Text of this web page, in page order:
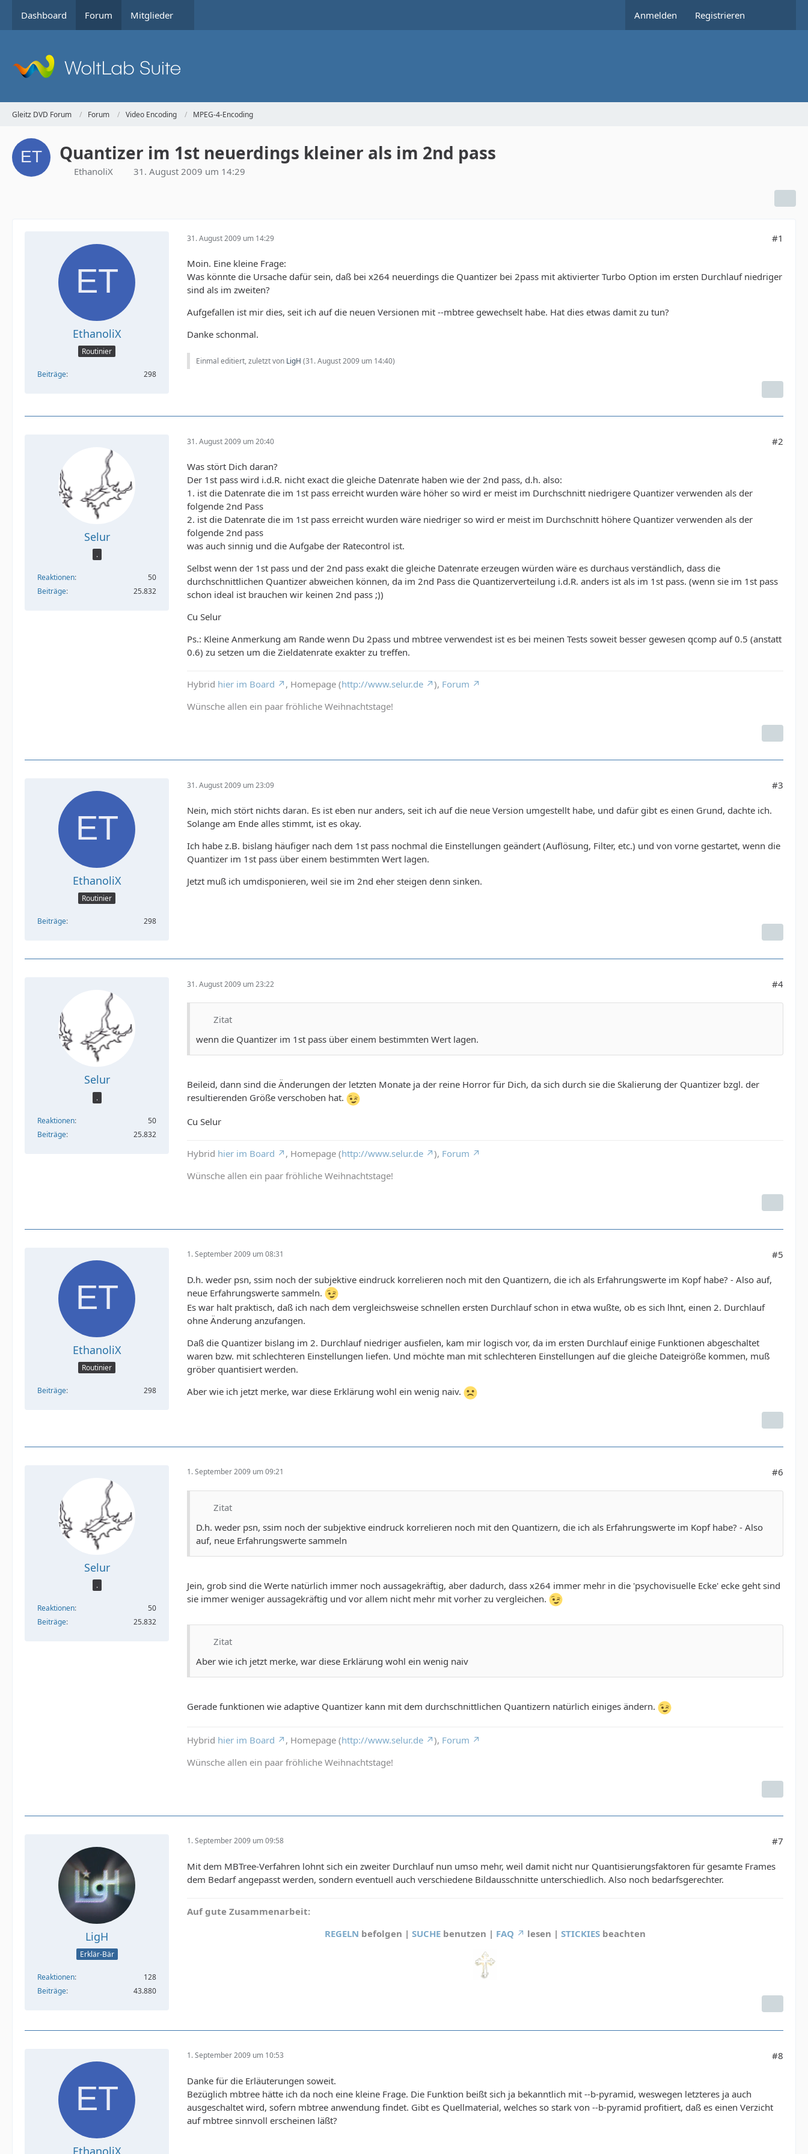
Dashboard Forum Mitglieder Anmelden Registrieren
Gleitz DVD Forum Forum Video Encoding MPEG-4-Encoding
Quantizer im 1st neuerdings kleiner als im 2nd pass
EthanoliX 31. August 2009 um 14:29
EthanoliX
Routinier
Beiträge 298
31. August 2009 um 14:29 #1
Moin. Eine kleine Frage:
Was könnte die Ursache dafür sein, daß bei x264 neuerdings die Quantizer bei 2pass mit aktivierter Turbo Option im ersten Durchlauf niedriger
sind als im zweiten?
Aufgefallen ist mir dies, seit ich auf die neuen Versionen mit --mbtree gewechselt habe. Hat dies etwas damit zu tun?
Danke schonmal.
Einmal editiert, zuletzt von LigH (31. August 2009 um 14:40)
Selur
.
Reaktionen
50
Beiträge
25.832
31. August 2009 um 20:40 #2
Was stört Dich daran?
Der 1st pass wird i.d.R. nicht exact die gleiche Datenrate haben wie der 2nd pass, d.h. also:
1. ist die Datenrate die im 1st pass erreicht wurden wäre höher so wird er meist im Durchschnitt niedrigere Quantizer verwenden als der
folgende 2nd Pass
2. ist die Datenrate die im 1st pass erreicht wurden wäre niedriger so wird er meist im Durchschnitt höhere Quantizer verwenden als der
folgende 2nd pass
was auch sinnig und die Aufgabe der Ratecontrol ist.
Selbst wenn der 1st pass und der 2nd pass exakt die gleiche Datenrate erzeugen würden wäre es durchaus verständlich, dass die
durchschnittlichen Quantizer abweichen können, da im 2nd Pass die Quantizerverteilung i.d.R. anders ist als im 1st pass. (wenn sie im 1st pass
schon ideal ist brauchen wir keinen 2nd pass ;))
Cu Selur
Ps.: Kleine Anmerkung am Rande wenn Du 2pass und mbtree verwendest ist es bei meinen Tests soweit besser gewesen qcomp auf 0.5 (anstatt
0.6) zu setzen um die Zieldatenrate exakter zu treffen.
Hybrid hier im Board , Homepage (http://www.selur.de ), Forum
Wünsche allen ein paar fröhliche Weihnachtstage!
EthanoliX
Routinier
Beiträge 298
31. August 2009 um 23:09 #3
Nein, mich stört nichts daran. Es ist eben nur anders, seit ich auf die neue Version umgestellt habe, und dafür gibt es einen Grund, dachte ich.
Solange am Ende alles stimmt, ist es okay.
Ich habe z.B. bislang häufiger nach dem 1st pass nochmal die Einstellungen geändert (Auflösung, Filter, etc.) und von vorne gestartet, wenn die
Quantizer im 1st pass über einem bestimmten Wert lagen.
Jetzt muß ich umdisponieren, weil sie im 2nd eher steigen denn sinken.
Selur
.
Reaktionen
50
Beiträge
25.832
31. August 2009 um 23:22 #4
Zitat
wenn die Quantizer im 1st pass über einem bestimmten Wert lagen.
Beileid, dann sind die Änderungen der letzten Monate ja der reine Horror für Dich, da sich durch sie die Skalierung der Quantizer bzgl. der
resultierenden Größe verschoben hat.
Cu Selur
Hybrid hier im Board , Homepage (http://www.selur.de ), Forum
Wünsche allen ein paar fröhliche Weihnachtstage!
EthanoliX
Routinier
Beiträge 298
1. September 2009 um 08:31 #5
D.h. weder psn, ssim noch der subjektive eindruck korrelieren noch mit den Quantizern, die ich als Erfahrungswerte im Kopf habe? - Also auf,
neue Erfahrungswerte sammeln.
Es war halt praktisch, daß ich nach dem vergleichsweise schnellen ersten Durchlauf schon in etwa wußte, ob es sich lhnt, einen 2. Durchlauf
ohne Änderung anzufangen.
Daß die Quantizer bislang im 2. Durchlauf niedriger ausfielen, kam mir logisch vor, da im ersten Durchlauf einige Funktionen abgeschaltet
waren bzw. mit schlechteren Einstellungen liefen. Und möchte man mit schlechteren Einstellungen auf die gleiche Dateigröße kommen, muß
gröber quantisiert werden.
Aber wie ich jetzt merke, war diese Erklärung wohl ein wenig naiv.
Selur
.
Reaktionen
50
Beiträge
25.832
1. September 2009 um 09:21 #6
Zitat
D.h. weder psn, ssim noch der subjektive eindruck korrelieren noch mit den Quantizern, die ich als Erfahrungswerte im Kopf habe? - Also
auf, neue Erfahrungswerte sammeln
Jein, grob sind die Werte natürlich immer noch aussagekräftig, aber dadurch, dass x264 immer mehr in die 'psychovisuelle Ecke' ecke geht sind
sie immer weniger aussagekräftig und vor allem nicht mehr mit vorher zu vergleichen.
Zitat
Aber wie ich jetzt merke, war diese Erklärung wohl ein wenig naiv
Gerade funktionen wie adaptive Quantizer kann mit dem durchschnittlichen Quantizern natürlich einiges ändern.
Hybrid hier im Board , Homepage (http://www.selur.de ), Forum
Wünsche allen ein paar fröhliche Weihnachtstage!
LigH
Erklär-Bär
Reaktionen
128
Beiträge
43.880
1. September 2009 um 09:58 #7
Mit dem MBTree-Verfahren lohnt sich ein zweiter Durchlauf nun umso mehr, weil damit nicht nur Quantisierungsfaktoren für gesamte Frames
dem Bedarf angepasst werden, sondern eventuell auch verschiedene Bildausschnitte unterschiedlich. Also noch bedarfsgerechter.
Auf gute Zusammenarbeit:
REGELN befolgen | SUCHE benutzen | FAQ lesen | STICKIES beachten
EthanoliX
1. September 2009 um 10:53 #8
Danke für die Erläuterungen soweit.
Bezüglich mbtree hätte ich da noch eine kleine Frage. Die Funktion beißt sich ja bekanntlich mit --b-pyramid, weswegen letzteres ja auch
ausgeschaltet wird, sofern mbtree anwendung findet. Gibt es Quellmaterial, welches so stark von --b-pyramid profitiert, daß es einen Verzicht
auf mbtree sinnvoll erscheinen läßt?